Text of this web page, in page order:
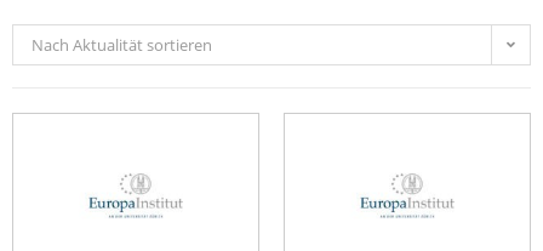
Nach Aktualität sortieren